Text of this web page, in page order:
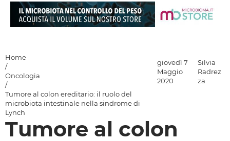
Home
/
Oncologia
/
Tumore al colon ereditario: il ruolo del
microbiota intestinale nella sindrome di
Lynch
giovedì 7
Maggio
2020
Silvia
Radrez
za
Tumore al colon